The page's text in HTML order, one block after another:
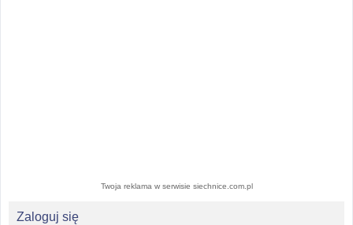
Twoja reklama w serwisie siechnice.com.pl
Zaloguj się